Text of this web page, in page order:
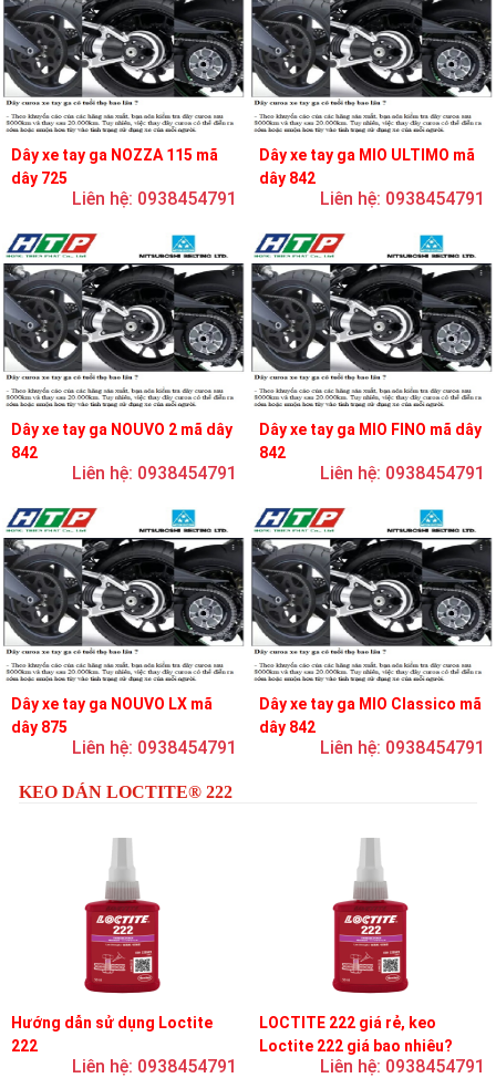
Dây xe tay ga NOZZA 115 mã
dây 725
Liên hệ: 0938454791
Dây xe tay ga MIO ULTIMO mã
dây 842
Liên hệ: 0938454791
Dây xe tay ga NOUVO 2 mã dây
842
Liên hệ: 0938454791
Dây xe tay ga MIO FINO mã dây
842
Liên hệ: 0938454791
Dây xe tay ga NOUVO LX mã
dây 875
Liên hệ: 0938454791
Dây xe tay ga MIO Classico mã
dây 842
Liên hệ: 0938454791
KEO DÁN LOCTITE® 222
Hướng dẫn sử dụng Loctite
222
Liên hệ: 0938454791
LOCTITE 222 giá rẻ, keo
Loctite 222 giá bao nhiêu?
Liên hệ: 0938454791